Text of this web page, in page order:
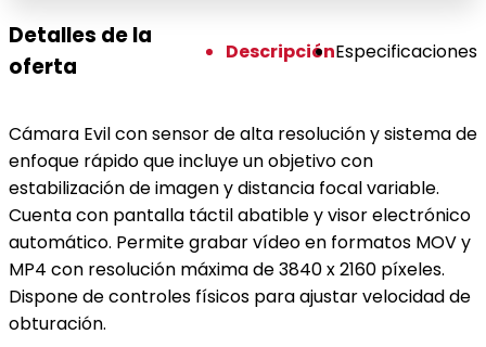
Detalles de la
oferta
DescripciónEspecificaciones
Cámara Evil con sensor de alta resolución y sistema de
enfoque rápido que incluye un objetivo con
estabilización de imagen y distancia focal variable.
Cuenta con pantalla táctil abatible y visor electrónico
automático. Permite grabar vídeo en formatos MOV y
MP4 con resolución máxima de 3840 x 2160 píxeles.
Dispone de controles físicos para ajustar velocidad de
obturación.